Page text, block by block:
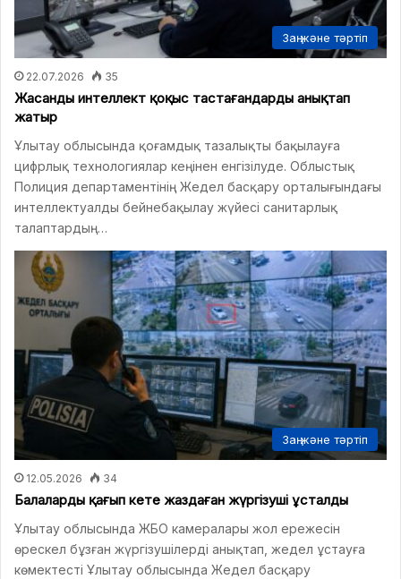
Заң және тәртіп
22.07.2026 35
Жасанды интеллект қоқыс тастағандарды анықтап
жатыр
Ұлытау облысында қоғамдық тазалықты бақылауға
цифрлық технологиялар кеңінен енгізілуде. Облыстық
Полиция департаментінің Жедел басқару орталығындағы
интеллектуалды бейнебақылау жүйесі санитарлық
талаптардың…
Заң және тәртіп
12.05.2026 34
Балаларды қағып кете жаздаған жүргізуші ұсталды
Ұлытау облысында ЖБО камералары жол ережесін
өрескел бұзған жүргізушілерді анықтап, жедел ұстауға
көмектесті Ұлытау облысында Жедел басқару